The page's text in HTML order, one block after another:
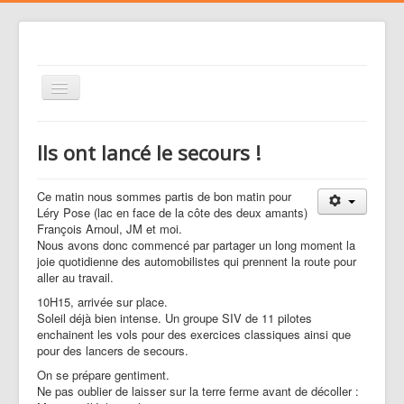
Basculer
la
Voler
Nos activités
Gestion des risques
Liens
Agenda
Contacts
Médias
Ils ont lancé le secours !
Ce matin nous sommes partis de bon matin pour
Léry Pose (lac en face de la côte des deux amants)
François Arnoul, JM et moi.
Nous avons donc commencé par partager un long moment la
joie quotidienne des automobilistes qui prennent la route pour
aller au travail.
10H15, arrivée sur place.
Soleil déjà bien intense. Un groupe SIV de 11 pilotes
enchainent les vols pour des exercices classiques ainsi que
pour des lancers de secours.
On se prépare gentiment.
Ne pas oublier de laisser sur la terre ferme avant de décoller :